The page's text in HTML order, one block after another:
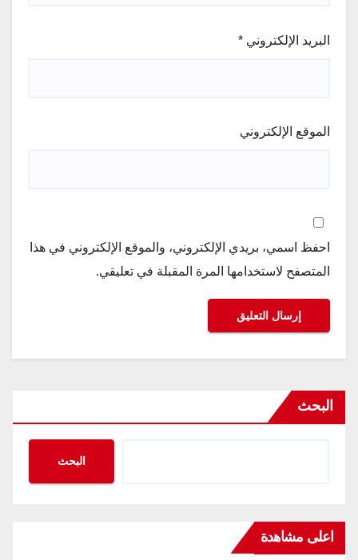
البريد الإلكتروني *
الموقع الإلكتروني
احفظ اسمي، بريدي الإلكتروني، والموقع الإلكتروني في هذا
المتصفح لاستخدامها المرة المقبلة في تعليقي.
البحث
البحث
اعلى مشاهدة